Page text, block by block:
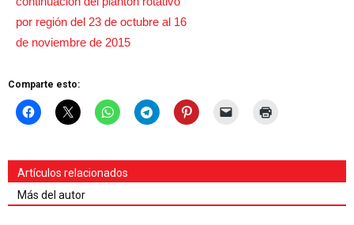
Comparte esto:
Artículos relacionados
Más del autor